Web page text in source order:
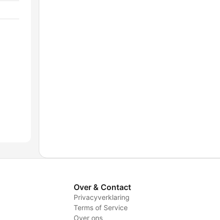
Over & Contact
Privacyverklaring
Terms of Service
Over ons